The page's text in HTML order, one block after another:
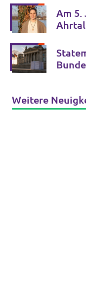
Am 5.
Weitere